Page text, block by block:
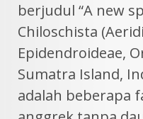
berjudul “A new
Chiloschista
Epidendroideae,
Sumatra Island,
adalah beberapa